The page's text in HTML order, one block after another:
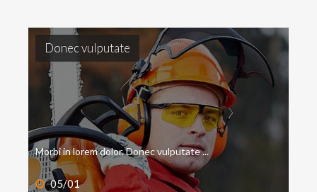
Donecvulputate
05/01
Morbi in lorem dolor. Donec vulputate ...